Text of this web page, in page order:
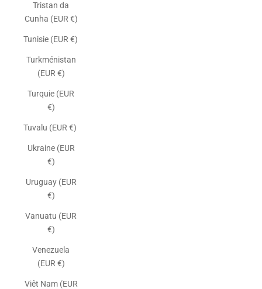
Tristan da
Cunha (EUR €)
Tunisie (EUR €)
Turkménistan
(EUR €)
Turquie (EUR
€)
Tuvalu (EUR €)
Ukraine (EUR
€)
Uruguay (EUR
€)
Vanuatu (EUR
€)
Venezuela
(EUR €)
Viêt Nam (EUR